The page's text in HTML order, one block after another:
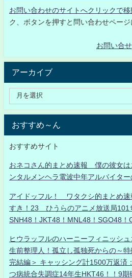
お問い合わせのサイトへクリックで移
ク、ボタンを押すと問い合わせページ
お問い合せ
アーカイブ
おすすめ～ん
おすすめサイト
おネコさん的まとめ速報 僕の彼女は
ンタルメンヘラ電波中年アルバイタ
アイドッフル！ ワタクシ的まとめ
すき！23 ひうらのアニメ放送局101
SNH48！JKT48！MNL48！SGO48！
ヒウラッフルのハーニーフィニッシ
生前整理人！孤立し孤独死からの～
完結編＞ キャッシング計1500万返済
つ病統合失調症14年生HKT46！！9